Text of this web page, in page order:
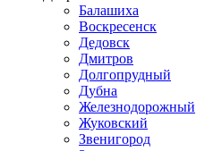
Балашиха
Воскресенск
Дедовск
Дмитров
Долгопрудный
Дубна
Железнодорожный
Жуковский
Звенигород